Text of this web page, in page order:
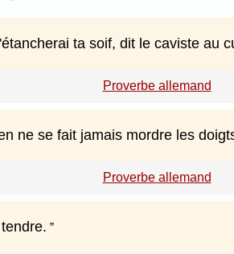
ta soif, dit le caviste au
Proverbe allemand
ne se fait jamais mordre les
Proverbe allemand